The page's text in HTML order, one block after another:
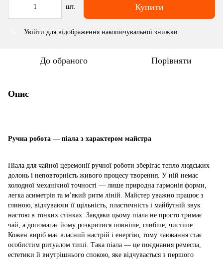
шт. Купити
Увійти для відображення накопичувальної знижки
До обраного Порівняти
Опис
Ручна робота — піала з характером майстра
Піала для чайної церемонії ручної роботи зберігає тепло людських
долонь і неповторність живого процесу творення. У ній немає
холодної механічної точності — лише природна гармонія форми,
легка асиметрія та м’який ритм ліній. Майстер уважно працює з
глиною, відчуваючи її щільність, пластичність і майбутній звук
настою в тонких стінках. Завдяки цьому піала не просто тримає
чай, а допомагає йому розкритися повніше, глибше, чистіше.
Кожен виріб має власний настрій і енергію, тому чаювання стає
особистим ритуалом тиші. Така піала — це поєднання ремесла,
естетики й внутрішнього спокою, яке відчувається з першого